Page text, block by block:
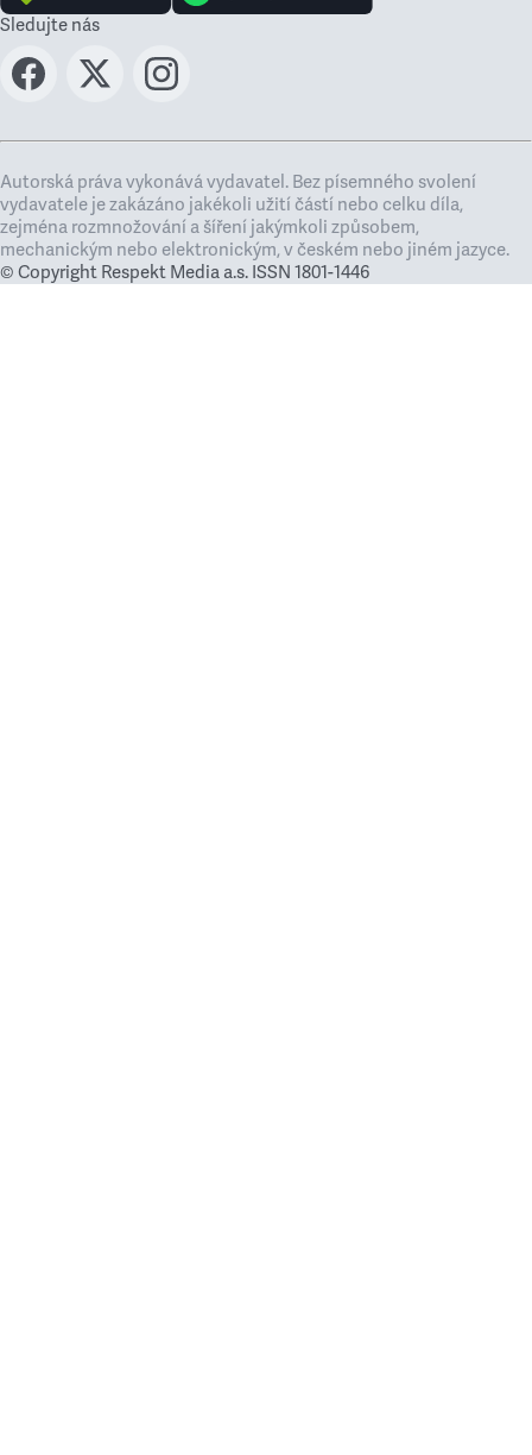
Sledujte nás
Autorská práva vykonává vydavatel. Bez písemného svolení
vydavatele je zakázáno jakékoli užití částí nebo celku díla,
zejména rozmnožování a šíření jakýmkoli způsobem,
mechanickým nebo elektronickým, v českém nebo jiném jazyce.
© Copyright Respekt Media a.s. ISSN 1801-1446